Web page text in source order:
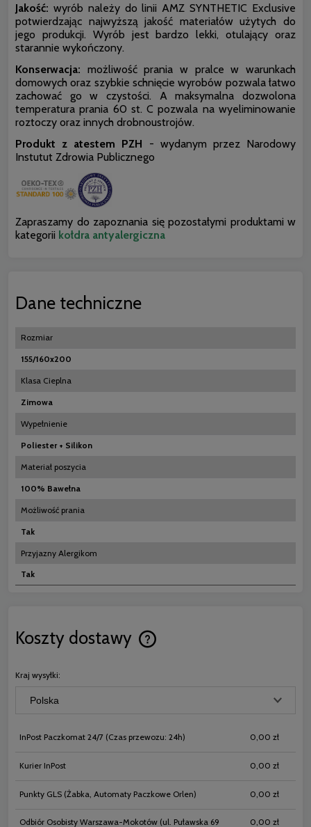
Jakość: wyrób należy do linii AMZ SYNTHETIC Exclusive
potwierdzając najwyższą jakość materiałów użytych do
jego produkcji. Wyrób jest bardzo lekki, otulający oraz
starannie wykończony.
Konserwacja: możliwość prania w pralce w warunkach
domowych oraz szybkie schnięcie wyrobów pozwala łatwo
zachować go w czystości. A maksymalna dozwolona
temperatura prania 60 st. C pozwala na wyeliminowanie
roztoczy oraz innych drobnoustrojów.
Produkt z atestem PZH - wydanym przez Narodowy
Instutut Zdrowia Publicznego
Zapraszamy do zapoznania się pozostałymi produktami w
kategorii kołdra antyalergiczna
Dane techniczne
Rozmiar
155/160x200
Klasa Cieplna
Zimowa
Wypełnienie
Poliester + Silikon
Materiał poszycia
100% Bawełna
Możliwość prania
Tak
Przyjazny Alergikom
Tak
Koszty dostawy
Cena nie zawiera ewentualnych
Kraj wysyłki:
InPost Paczkomat 24/7 (Czas przewozu: 24h) 0,00 zł
Kurier InPost 0,00 zł
Punkty GLS (Żabka, Automaty Paczkowe Orlen) 0,00 zł
Odbiór Osobisty Warszawa-Mokotów (ul. Puławska 69
0,00 zł